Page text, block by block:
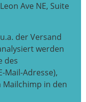
Ave NE, Suite
der Versand
werden
des
Mail-Adresse),
Mailchimp in den